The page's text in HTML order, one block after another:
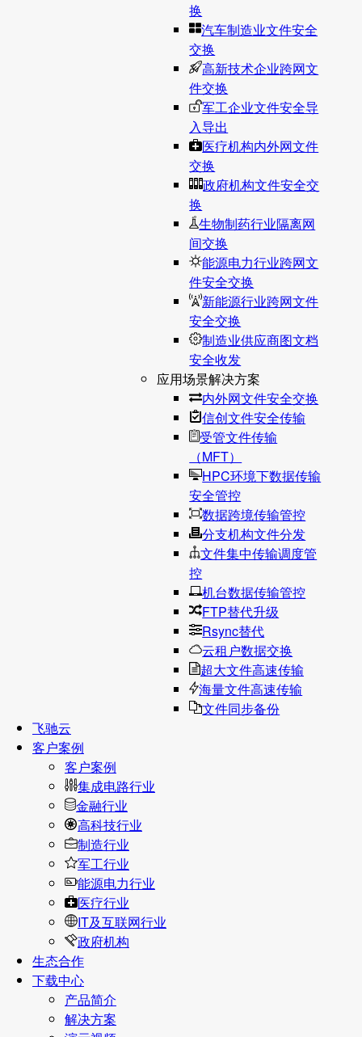
换
汽车制造业文件安全
交换
高新技术企业跨网文
件交换
军工企业文件安全导
入导出
医疗机构内外网文件
交换
政府机构文件安全交
换
生物制药行业隔离网
间交换
能源电力行业跨网文
件安全交换
新能源行业跨网文件
安全交换
制造业供应商图文档
安全收发
应用场景解决方案
内外网文件安全交换
信创文件安全传输
受管文件传输
（MFT）
HPC环境下数据传输
安全管控
数据跨境传输管控
分支机构文件分发
文件集中传输调度管
控
机台数据传输管控
FTP替代升级
Rsync替代
云租户数据交换
超大文件高速传输
海量文件高速传输
文件同步备份
飞驰云
客户案例
客户案例
集成电路行业
金融行业
高科技行业
制造行业
军工行业
能源电力行业
医疗行业
IT及互联网行业
政府机构
生态合作
下载中心
产品简介
解决方案